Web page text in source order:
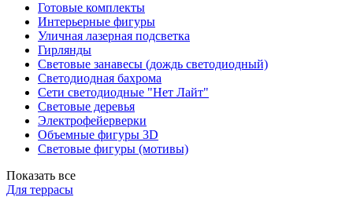
Готовые комплекты
Интерьерные фигуры
Уличная лазерная подсветка
Гирлянды
Световые занавесы (дождь светодиодный)
Светодиодная бахрома
Сети светодиодные "Нет Лайт"
Световые деревья
Электрофейерверки
Объемные фигуры 3D
Световые фигуры (мотивы)
Показать все
Для террасы